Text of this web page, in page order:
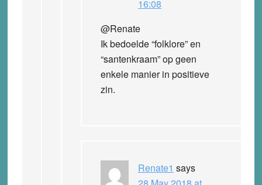
16:08
@Renate
Ik bedoelde “folklore” en
“santenkraam” op geen
enkele manier in positieve
zin.
Renate1 says